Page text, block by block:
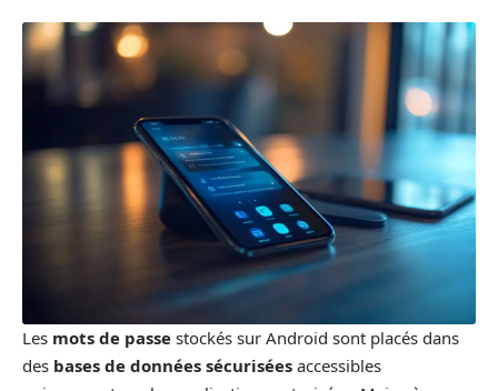
Les mots de passe stockés sur Android sont placés dans
des bases de données sécurisées accessibles